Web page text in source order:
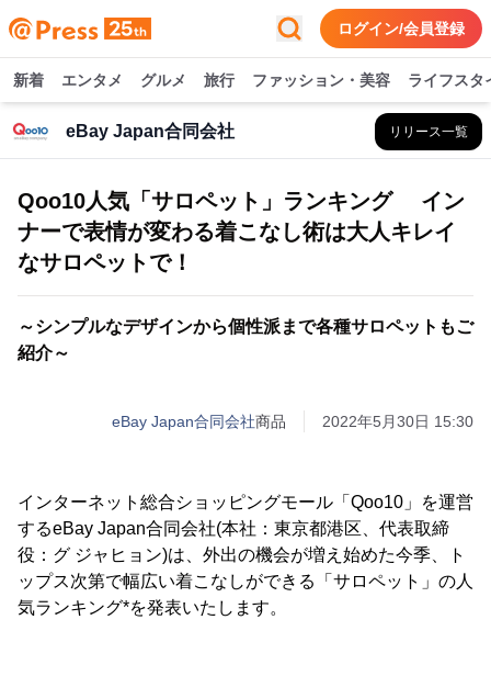
ログイン/会員登録
新着 エンタメ グルメ 旅行 ファッション・美容 ライフスタ
eBay Japan合同会社 リリース一覧
Qoo10人気「サロペット」ランキング イン
ナーで表情が変わる着こなし術は大人キレイ
なサロペットで！
～シンプルなデザインから個性派まで各種サロペットもご
紹介～
eBay Japan合同会社商品 2022年5月30日 15:30
インターネット総合ショッピングモール「Qoo10」を運営
するeBay Japan合同会社(本社：東京都港区、代表取締
役：グ ジャヒョン)は、外出の機会が増え始めた今季、ト
ップス次第で幅広い着こなしができる「サロペット」の人
気ランキング*を発表いたします。